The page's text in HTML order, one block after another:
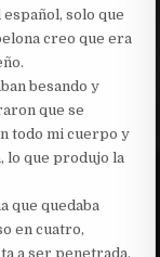
solo que
creo que era
besando y
que se
todo mi cuerpo y
lo que produjo la
que quedaba
en cuatro,
a ser penetrada.